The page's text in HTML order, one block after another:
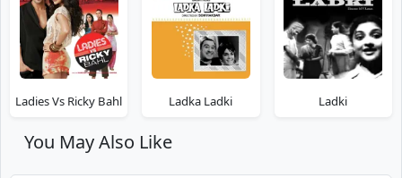
Ladies Vs Ricky Bahl Ladka Ladki Ladki
You May Also Like